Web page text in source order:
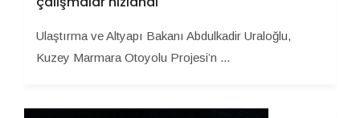
Ulaştırma ve Altyapı Bakanı Abdulkadir Uraloğlu,
Kuzey Marmara Otoyolu Projesi’n ...